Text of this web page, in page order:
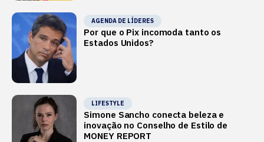
AGENDA DE LÍDERES
Por que o Pix incomoda tanto os
Estados Unidos?
LIFESTYLE
Simone Sancho conecta beleza e
inovação no Conselho de Estilo de
MONEY REPORT